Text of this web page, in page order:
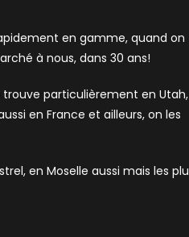
en gamme, quand on
à nous, dans 30 ans!
trouve particulièrement en Utah,
en France et ailleurs, on les
en Moselle aussi mais les